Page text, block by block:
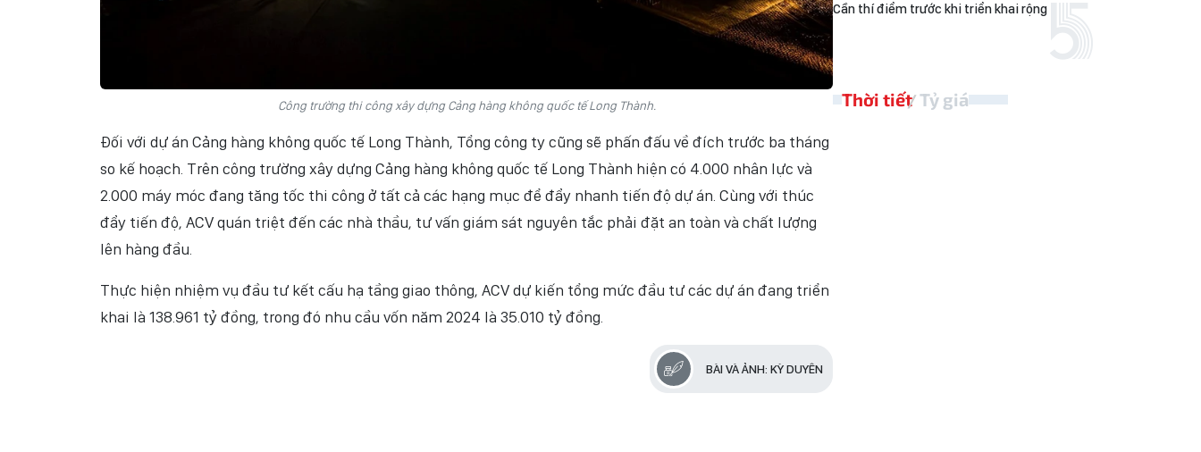
Công trường thi công xây dựng Cảng hàng không quốc tế Long Thành.
Đối với dự án Cảng hàng không quốc tế Long Thành, Tổng công ty cũng sẽ phấn đấu về đích trước ba tháng
so kế hoạch. Trên công trường xây dựng Cảng hàng không quốc tế Long Thành hiện có 4.000 nhân lực và
2.000 máy móc đang tăng tốc thi công ở tất cả các hạng mục để đẩy nhanh tiến độ dự án. Cùng với thúc
đẩy tiến độ, ACV quán triệt đến các nhà thầu, tư vấn giám sát nguyên tắc phải đặt an toàn và chất lượng
lên hàng đầu.
Thực hiện nhiệm vụ đầu tư kết cấu hạ tầng giao thông, ACV dự kiến tổng mức đầu tư các dự án đang triển
khai là 138.961 tỷ đồng, trong đó nhu cầu vốn năm 2024 là 35.010 tỷ đồng.
BÀI VÀ ẢNH: KỲ DUYÊN
Cần thí điểm trước khi triển khai rộng
Thời tiết Tỷ giá